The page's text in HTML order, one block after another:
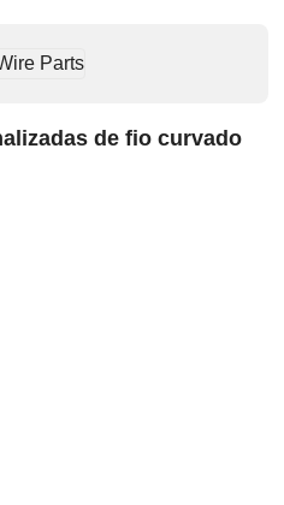
de fio curvado